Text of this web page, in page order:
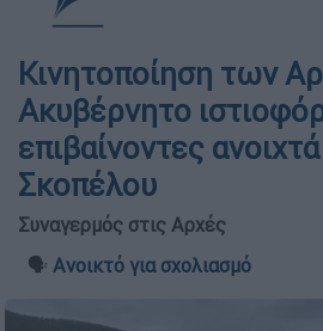
Κινητοποίηση των
Ακυβέρνητο
επιβαίνοντες
Σκοπέλου
Συναγερμός στις Αρχές
🗣️ Ανοικτό για σχολιασμό